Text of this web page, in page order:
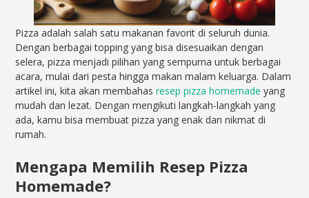
Pizza adalah salah satu makanan favorit di seluruh dunia.
Dengan berbagai topping yang bisa disesuaikan dengan
selera, pizza menjadi pilihan yang sempurna untuk berbagai
acara, mulai dari pesta hingga makan malam keluarga. Dalam
artikel ini, kita akan membahasresep pizza homemade yang
mudah dan lezat. Dengan mengikuti langkah-langkah yang
ada, kamu bisa membuat pizza yang enak dan nikmat di
rumah.
Mengapa Memilih Resep Pizza
Homemade?